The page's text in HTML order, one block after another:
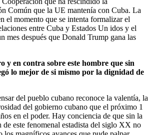
Común que la UE mantenía con Cuba. La
el momento que se intenta formalizar el
entre Cuba y Estados Un idos y el
mes después que Donald Trump gana las
y en contra sobre este hombre que sin
lo mejor de si mismo por la dignidad de
del pueblo cubano reconoce la valentía, la
del gobierno cubano que el próximo 1
en el poder. Hay conciencia de que sin la
este fenomenal estadista del siglo XX no